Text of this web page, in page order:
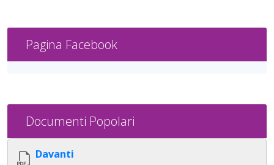
Pagina Facebook
Documenti Popolari
Davanti